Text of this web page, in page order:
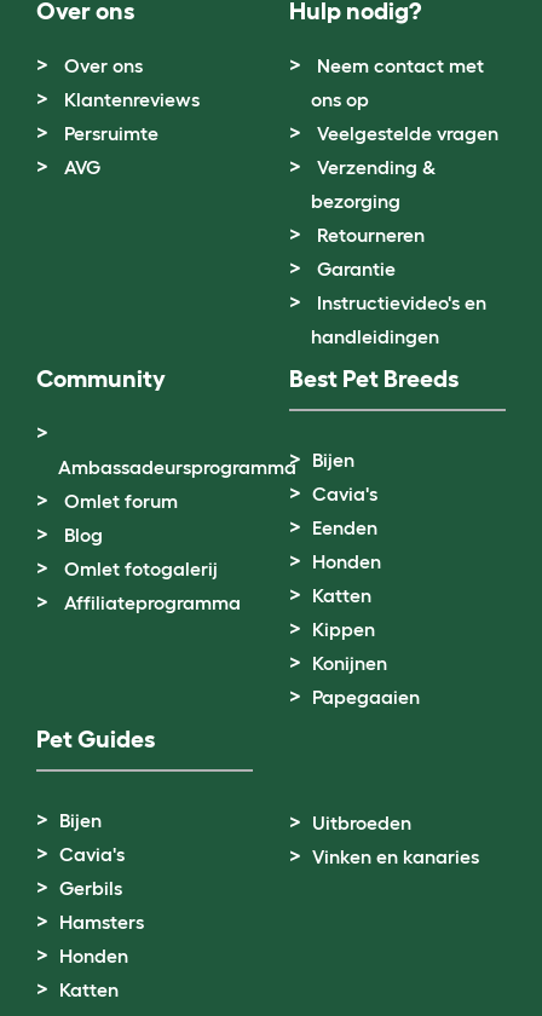
Over ons
Over ons
Klantenreviews
Persruimte
AVG
Hulp nodig?
Neem contact met
ons op
Veelgestelde vragen
Verzending &
bezorging
Retourneren
Garantie
Instructievideo's en
handleidingen
Community
Ambassadeursprogramma
Omlet forum
Blog
Omlet fotogalerij
Affiliateprogramma
Best Pet Breeds
Bijen
Cavia's
Eenden
Honden
Katten
Kippen
Konijnen
Papegaaien
Pet Guides
Bijen
Cavia's
Gerbils
Hamsters
Honden
Katten
Uitbroeden
Vinken en kanaries